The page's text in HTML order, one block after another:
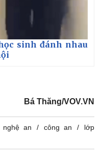
sinh đánh nhau
Bá Thăng/VOV.VN
nghệ an công an
lớp